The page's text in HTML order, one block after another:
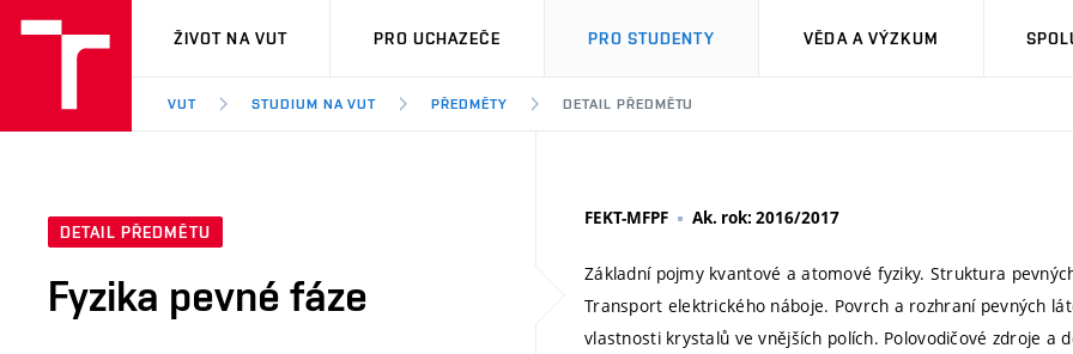
VUT
ŽIVOT NA VUT PRO UCHAZEČE PRO STUDENTY VĚDA A VÝZKUM
VUT STUDIUM NA VUT PŘEDMĚTY DETAIL PŘEDMĚTU
DETAIL PŘEDMĚTU
Fyzika pevné fáze
FEKT-MFPF Ak. rok: 2016/2017
Základní pojmy kvantové a atomové fyziky. Struktura
Transport elektrického náboje. Povrch a rozhraní pevných
vlastnosti krystalů ve vnějších polích. Polovodičové zdroje